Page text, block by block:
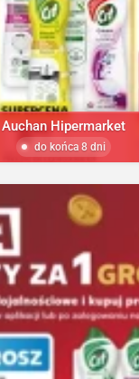
Auchan Hipermarket
do końca 8 dni